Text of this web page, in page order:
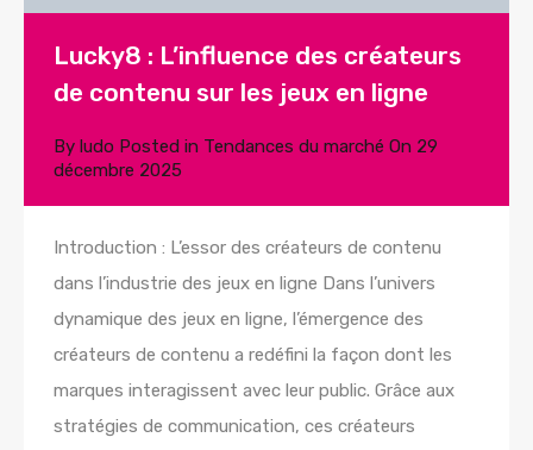
Lucky8 : L’influence des créateurs
de contenu sur les jeux en ligne
By ludo Posted in Tendances du marché On 29
décembre 2025
Introduction : L’essor des créateurs de contenu
dans l’industrie des jeux en ligne Dans l’univers
dynamique des jeux en ligne, l’émergence des
créateurs de contenu a redéfini la façon dont les
marques interagissent avec leur public. Grâce aux
stratégies de communication, ces créateurs